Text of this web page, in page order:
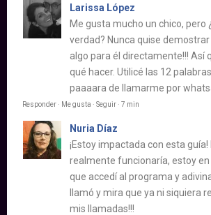
Larissa López
Me gusta mucho un chico, pero
verdad? Nunca quise
algo para él directamente!!! Así
qué hacer. Utilicé las 12
paaaara de llamarme por
Responder · Me gusta · Seguir · 7 min
Nuria Díaz
¡Estoy impactada con esta guía!
realmente funcionaría, estoy en
que accedí al programa y
llamó y mira que ya ni siquiera
mis llamadas!!!